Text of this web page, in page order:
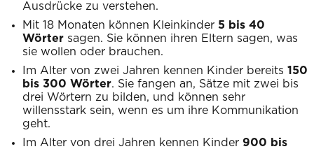
Ausdrücke zu verstehen.
Mit 18 Monaten können Kleinkinder 5 bis 40
Wörter sagen. Sie können ihren Eltern sagen, was
sie wollen oder brauchen.
Im Alter von zwei Jahren kennen Kinder bereits 150
bis 300 Wörter. Sie fangen an, Sätze mit zwei bis
drei Wörtern zu bilden, und können sehr
willensstark sein, wenn es um ihre Kommunikation
geht.
Im Alter von drei Jahren kennen Kinder 900 bis